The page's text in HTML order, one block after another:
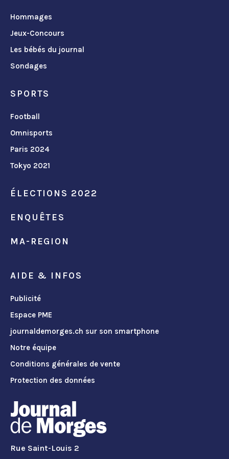
Hommages
Jeux-Concours
Les bébés du journal
Sondages
SPORTS
Football
Omnisports
Paris 2024
Tokyo 2021
ÉLECTIONS 2022
ENQUÊTES
MA-REGION
AIDE & INFOS
Publicité
Espace PME
journaldemorges.ch sur son smartphone
Notre équipe
Conditions générales de vente
Protection des données
Rue Saint-Louis 2